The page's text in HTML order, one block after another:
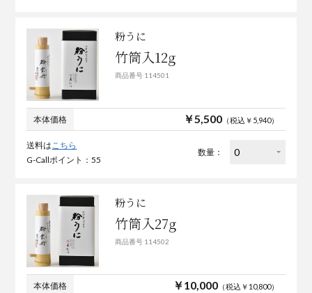
粉うに
竹筒入12g
商品番号 114501
本体価格 ￥5,500（税込￥5,940）
送料は こちら
G-Callポイント：55
数量：
粉うに
竹筒入27g
商品番号 114502
本体価格 ￥10,000（税込￥10,800）